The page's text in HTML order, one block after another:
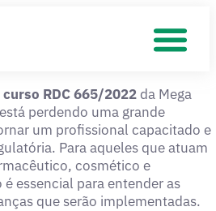
curso RDC 665/2022 da Mega
perdendo uma grande
um profissional capacitado e
Para aqueles que atuam
cosmético e
essencial para entender as
que serão implementadas.